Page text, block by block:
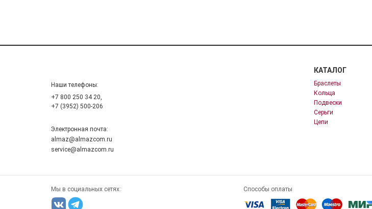
Наши телефоны:
+7 800 250 34 20,
+7 (3952) 500-206
Электронная почта:
almaz@almazcom.ru
service@almazcom.ru
КАТАЛОГ
Браслеты
Кольца
Подвески
Серьги
Цепи
Мы в социальных сетях: Способы оплаты